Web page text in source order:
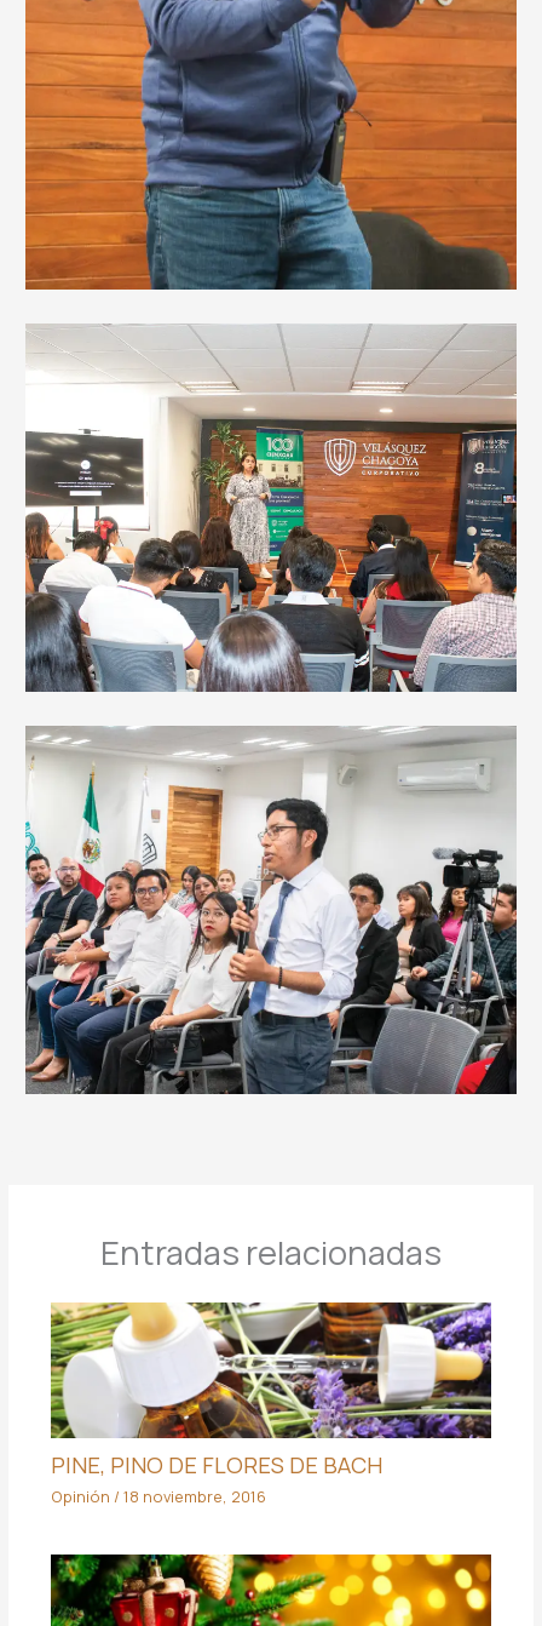
Entradas relacionadas
PINE, PINO DE FLORES DE BACH
Opinión / 18 noviembre, 2016